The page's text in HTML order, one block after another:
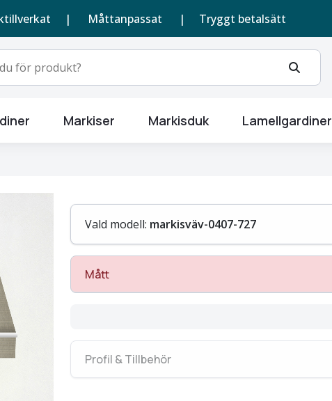
| Måttanpassat | Tryggt betalsätt
Markiser Markisduk Lamellgardiner
Vald modell: markisväv-0407-727
Mått
Profil & Tillbehör